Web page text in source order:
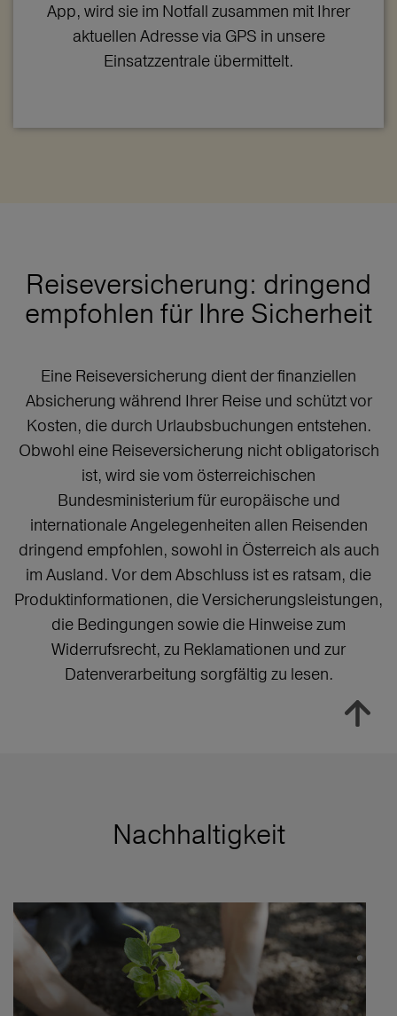
App, wird sie im Notfall zusammen mit Ihrer
aktuellen Adresse via GPS in unsere
Einsatzzentrale übermittelt.
Reiseversicherung: dringend
empfohlen für Ihre Sicherheit
Eine Reiseversicherung dient der finanziellen
Absicherung während Ihrer Reise und schützt vor
Kosten, die durch Urlaubsbuchungen entstehen.
Obwohl eine Reiseversicherung nicht obligatorisch
ist, wird sie vom österreichischen
Bundesministerium für europäische und
internationale Angelegenheiten allen Reisenden
dringend empfohlen, sowohl in Österreich als auch
im Ausland. Vor dem Abschluss ist es ratsam, die
Produktinformationen, die Versicherungsleistungen,
die Bedingungen sowie die Hinweise zum
Widerrufsrecht, zu Reklamationen und zur
Datenverarbeitung sorgfältig zu lesen.
Nachhaltigkeit